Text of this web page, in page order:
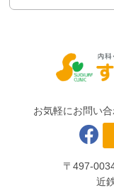
お気軽にお問い
〒497-
近